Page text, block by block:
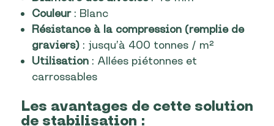
Couleur: Blanc
Résistance à la compression (remplie de
graviers): jusqu’à 400 tonnes / m²
Utilisation: Allées piétonnes et
carrossables
Les avantages de cette solution
de stabilisation :